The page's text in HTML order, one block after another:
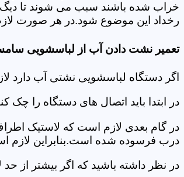
خراب شده باشند سبب می شوند تا دیگ
رخداد این موضوع شود.در هر صورت
تعمیر نشت دادن آب از لباسشویی
اگر دستگاه لباسشویی نشتی آب
در ابتدا باید اتصال های دستگاه را
در گام بعدی لازم است که لاستیک
درب فرسوده شده است.بنابراین لازم
در نظر داشته باشید که اگر بیشتر از